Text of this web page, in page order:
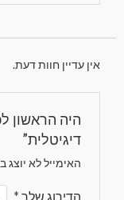
אין עדיין חוות דעת.
היה הראשון
דיגיטלית”
האימייל לא יוצג
הדירוג שלך *